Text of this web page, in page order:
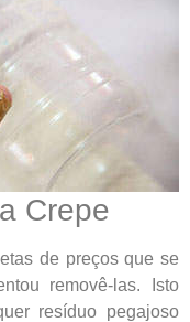
Crepe
de preços que se
removê-las. Isto
resíduo pegajoso